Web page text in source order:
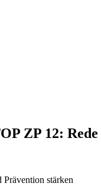
ZP 12:
stärken